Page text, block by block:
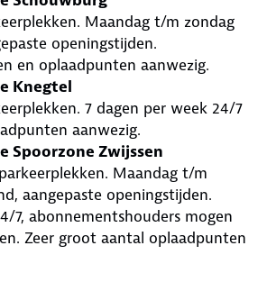
Maandag t/m zondag
openingstijden.
en oplaadpunten aanwezig.
Knegtel
7 dagen per week 24/7
aanwezig.
Spoorzone Zwijssen
Maandag t/m
aangepaste openingstijden.
7, abonnementshouders mogen
Zeer groot aantal oplaadpunten